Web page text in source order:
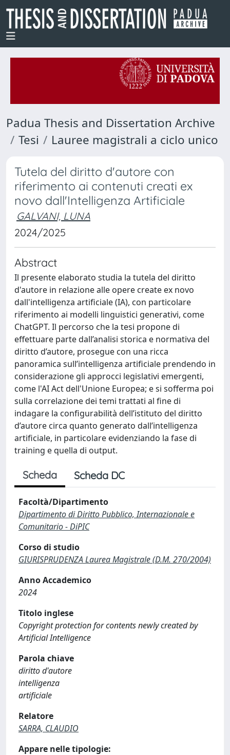
Padua Thesis and Dissertation Archive
Tesi
Lauree magistrali a ciclo unico
Tutela del diritto d'autore con
riferimento ai contenuti creati ex
novo dall'Intelligenza Artificiale
GALVANI, LUNA
2024/2025
Abstract
Il presente elaborato studia la tutela del diritto
d'autore in relazione alle opere create ex novo
dall'intelligenza artificiale (IA), con particolare
riferimento ai modelli linguistici generativi, come
ChatGPT. Il percorso che la tesi propone di
effettuare parte dall’analisi storica e normativa del
diritto d’autore, prosegue con una ricca
panoramica sull’intelligenza artificiale prendendo in
considerazione gli approcci legislativi emergenti,
come l'AI Act dell'Unione Europea; e si sofferma poi
sulla correlazione dei temi trattati al fine di
indagare la configurabilità dell’istituto del diritto
d’autore circa quanto generato dall’intelligenza
artificiale, in particolare evidenziando la fase di
training e quella di output.
Scheda Scheda DC
Facoltà/Dipartimento
Dipartimento di Diritto Pubblico, Internazionale e
Comunitario - DiPIC
Corso di studio
GIURISPRUDENZA Laurea Magistrale (D.M. 270/2004)
Anno Accademico
2024
Titolo inglese
Copyright protection for contents newly created by
Artificial Intelligence
Parola chiave
diritto d'autore
intelligenza
artificiale
Relatore
SARRA, CLAUDIO
Appare nelle tipologie: